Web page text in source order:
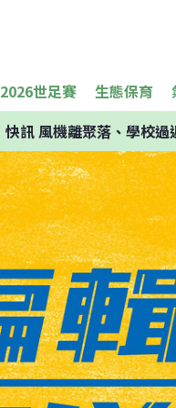
2026世足賽 生態保育
快訊風機離聚落、學校